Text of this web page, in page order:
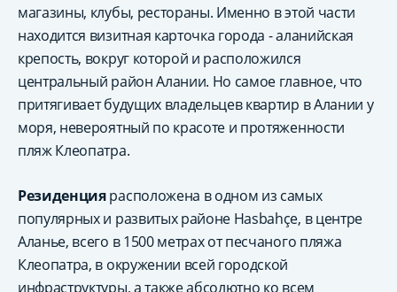
магазины, клубы, рестораны. Именно в этой части
находится визитная карточка города - аланийская
крепость, вокруг которой и расположился
центральный район Алании. Но самое главное, что
притягивает будущих владельцев квартир в Алании у
моря, невероятный по красоте и протяженности
пляж Клеопатра.
Резиденциярасположена в одном из самых
популярных и развитых районе Hasbahçe, в центре
Аланье, всего в 1500 метрах от песчаного пляжа
Клеопатра, в окружении всей городской
инфраструктуры, а также абсолютно ко всем